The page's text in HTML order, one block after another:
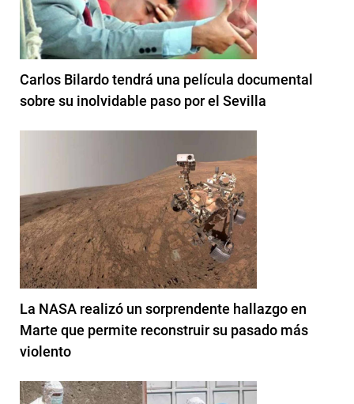
Carlos Bilardo tendrá una película documental
sobre su inolvidable paso por el Sevilla
La NASA realizó un sorprendente hallazgo en
Marte que permite reconstruir su pasado más
violento